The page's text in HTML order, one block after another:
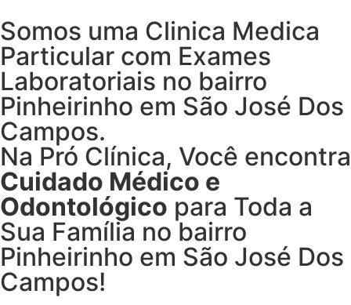
Somos uma Clinica Medica
Particular com Exames
Laboratoriais no bairro
Pinheirinho em São José Dos
Campos.
Na Pró Clínica, Você encontra
Cuidado Médico e
Odontológico para Toda a
Sua Família no bairro
Pinheirinho em São José Dos
Campos!